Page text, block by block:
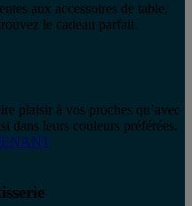
aux accessoires de table,
le cadeau parfait.
plaisir à vos proches qu’avec
dans leurs couleurs préférées.